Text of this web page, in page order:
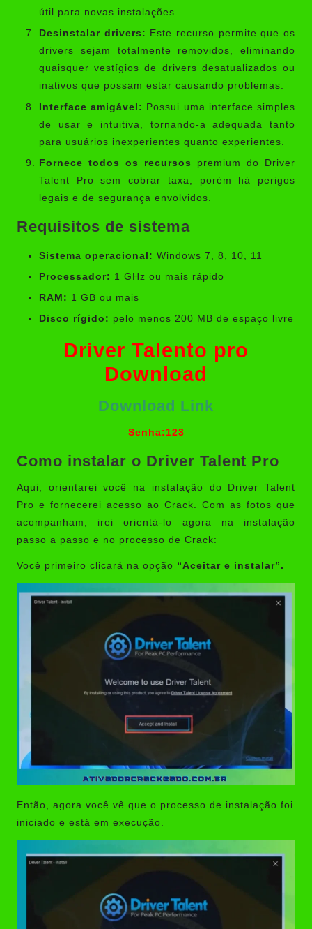
útil para novas instalações.
Desinstalar drivers: Este recurso permite que os
drivers sejam totalmente removidos, eliminando
quaisquer vestígios de drivers desatualizados ou
inativos que possam estar causando problemas.
Interface amigável: Possui uma interface simples
de usar e intuitiva, tornando-a adequada tanto
para usuários inexperientes quanto experientes.
Fornece todos os recursos
premium do Driver
Talent Pro sem cobrar taxa, porém há perigos
legais e de segurança envolvidos.
Requisitos de sistema
Sistema operacional: Windows 7, 8, 10, 11
Processador: 1 GHz ou mais rápido
RAM: 1 GB ou mais
Disco rígido: pelo menos 200 MB de espaço livre
Driver Talento pro
Download
Download Link
Senha:123
Como instalar o Driver Talent Pro
Aqui, orientarei você na instalação do Driver Talent
Pro e fornecerei acesso ao Crack. Com as fotos que
acompanham, irei orientá-lo agora na instalação
passo a passo e no processo de Crack:
Você primeiro clicará na opção “Aceitar e instalar”.
Então, agora você vê que o processo de instalação foi
iniciado e está em execução.